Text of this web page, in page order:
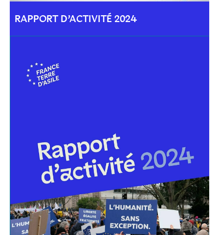
RAPPORT D’ACTIVITÉ 2024